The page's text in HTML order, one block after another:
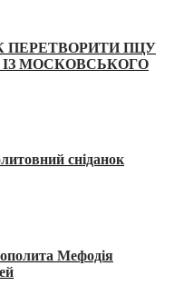
ПЕРЕТВОРИТИ ПЦУ
МОСКОВСЬКОГО
сніданок
Мефодія